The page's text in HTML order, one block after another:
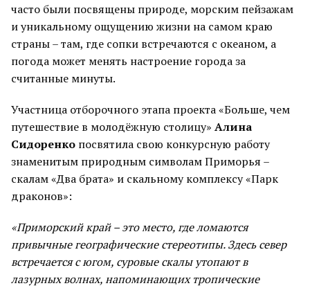
часто были посвящены природе, морским пейзажам
и уникальному ощущению жизни на самом краю
страны – там, где сопки встречаются с океаном, а
погода может менять настроение города за
считанные минуты.
Участница отборочного этапа проекта «Больше, чем
путешествие в молодёжную столицу» Алина
Сидоренко посвятила свою конкурсную работу
знаменитым природным символам Приморья –
скалам «Два брата» и скальному комплексу «Парк
драконов»:
«Приморский край – это место, где ломаются
привычные географические стереотипы. Здесь север
встречается с югом, суровые скалы утопают в
лазурных волнах, напоминающих тропические